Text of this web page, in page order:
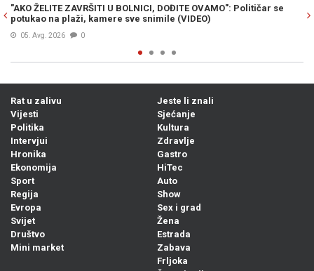
se
SMRT OPASNOG KRIMINALCA: Bešlić pronađen mrtav u
služio je kaznu zbog ovih djela...
Prije 8h
Rat u zalivu
Vijesti
Politika
Intervjui
Hronika
Ekonomija
Sport
Regija
Evropa
Svijet
Društvo
Mini market
Jeste li znali
Sjećanje
Kultura
Zdravlje
Gastro
HiTec
Auto
Show
Sex i grad
Žena
Estrada
Zabava
Frljoka